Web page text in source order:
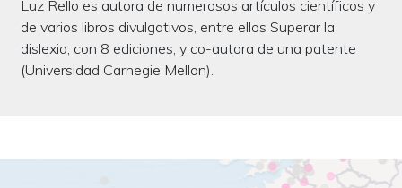
Luz Rello es autora de numerosos artículos científicos y
de varios libros divulgativos, entre ellos Superar la
dislexia, con 8 ediciones, y co-autora de una patente
(Universidad Carnegie Mellon).